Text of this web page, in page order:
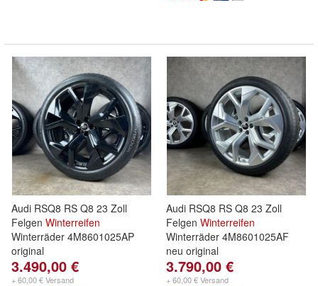
Audi RSQ8 RS Q8 23 Zoll
Felgen Winterreifen
Winterräder 4M8601025AP
original
3.490,00 €
+ 60,00 € Versand
Audi RSQ8 RS Q8 23 Zoll
Felgen Winterreifen
Winterräder 4M8601025AF
neu original
3.790,00 €
+ 60,00 € Versand